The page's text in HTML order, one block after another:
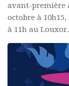
avant-première
octobre à
à 11h au